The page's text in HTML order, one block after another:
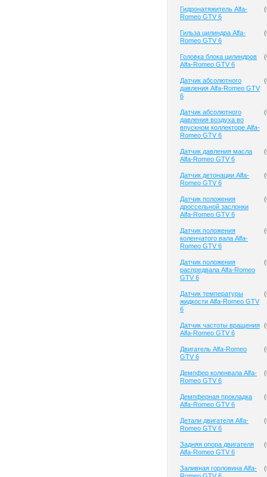
Гидронатяжитель Alfa-
Romeo GTV 6
(
Гильза цилиндра Alfa-
Romeo GTV 6
(
Головка блока цилиндров
Alfa-Romeo GTV 6
(
Датчик абсолютного
давления Alfa-Romeo GTV
6
(
Датчик абсолютного
давления воздуха во
впускном коллекторе Alfa-
Romeo GTV 6
(
Датчик давления масла
Alfa-Romeo GTV 6
(
Датчик детонации Alfa-
Romeo GTV 6
(
Датчик положения
дроссельной заслонки
Alfa-Romeo GTV 6
(
Датчик положения
коленчатого вала Alfa-
Romeo GTV 6
(
Датчик положения
распредвала Alfa-Romeo
GTV 6
(
Датчик температуры
жидкости Alfa-Romeo GTV
6
(
Датчик частоты вращения
Alfa-Romeo GTV 6
(
Двигатель Alfa-Romeo
GTV 6
(
Демпфер коленвала Alfa-
Romeo GTV 6
(
Демпферная прокладка
Alfa-Romeo GTV 6
(
Детали двигателя Alfa-
Romeo GTV 6
(
Задняя опора двигателя
Alfa-Romeo GTV 6
(
Заливная горловина Alfa-
(